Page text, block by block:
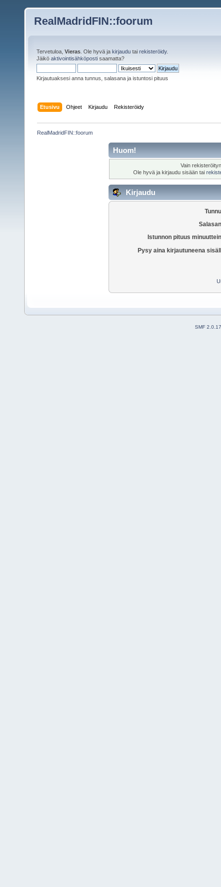
RealMadridFIN::foorum
Tervetuloa, Vieras . Ole hyvä ja kirjaudu tai rekisteröidy.
Jäikö aktivointisähköposti saamatta?
Kirjautuaksesi anna tunnus, salasana ja istuntosi pituus
Etusivu Ohjeet Kirjaudu Rekisteröidy
RealMadridFIN::foorum
Huom!
Vain
Ole hyvä ja kirjaudu sisään tai
Kirjaudu
Istunnon pituus
Pysy aina kirjautuneena
SMF 2.0.17